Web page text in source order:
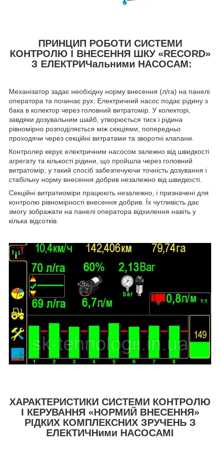
ПРИНЦИП РОБОТИ СИСТЕМИ
КОНТРОЛЮ І ВНЕСЕННЯ ШКУ «RECORD»
З ЕЛЕКТРИЧальними НАСОСАМ:
Механізатор задає необхідну норму внесення (л/га) на панелі
оператора та починає рух. Електричний насос подає рідину з
бака в колектор через головний витратомір. У колекторі,
завдяки дозувальним шайб, утворюється тиск і рідина
рівномірно розподіляється між секціями, попередньо
проходячи через секційні витратами та зворотні клапани.
Контролер керує електричним насосом залежно від швидкості
агрегату та кількості рідини, що пройшла через головний
витратомір, у такий спосіб забезпечуючи точність дозування і
стабільну норму внесення добрив незалежно від швидкості.
Секційні витратиоміри працюють незалежно, і призначені для
контролю рівномірності внесення добрив. Їх чутливість дає
змогу зображати на панелі оператора відхилення навіть у
кілька відсотків.
ХАРАКТЕРИСТИКИ СИСТЕМИ КОНТРОЛЮ
І КЕРУВАННЯ «НОРМИЙ ВНЕСЕННЯ»
РІДКИХ КОМПЛЕКСНИХ ЗРУЧЕНЬ З
ЕЛЕКТИЧНими НАСОСАМІ